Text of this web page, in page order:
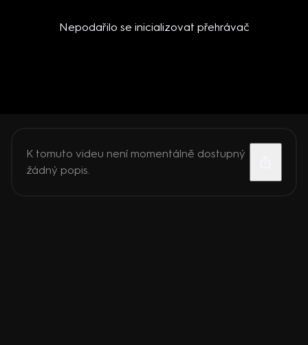
Nepodařilo se inicializovat přehrávač
K tomuto videu není momentálně dostupný
žádný popis.